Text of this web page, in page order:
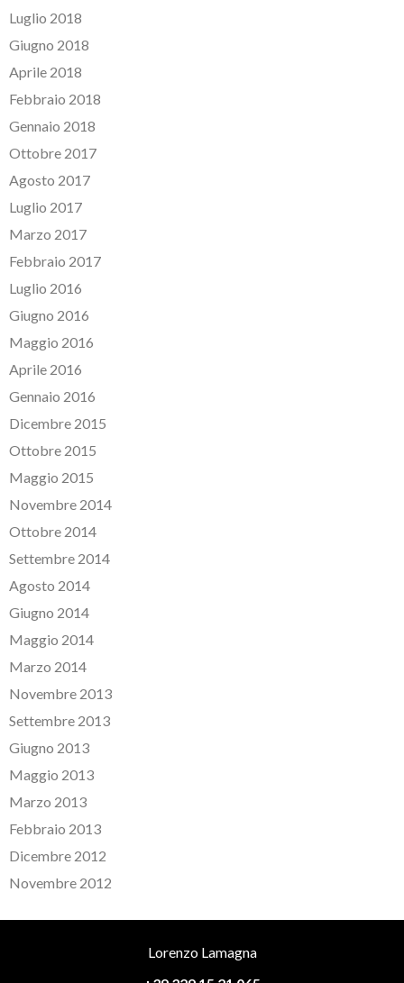
Luglio 2018
Giugno 2018
Aprile 2018
Febbraio 2018
Gennaio 2018
Ottobre 2017
Agosto 2017
Luglio 2017
Marzo 2017
Febbraio 2017
Luglio 2016
Giugno 2016
Maggio 2016
Aprile 2016
Gennaio 2016
Dicembre 2015
Ottobre 2015
Maggio 2015
Novembre 2014
Ottobre 2014
Settembre 2014
Agosto 2014
Giugno 2014
Maggio 2014
Marzo 2014
Novembre 2013
Settembre 2013
Giugno 2013
Maggio 2013
Marzo 2013
Febbraio 2013
Dicembre 2012
Novembre 2012
Lorenzo Lamagna